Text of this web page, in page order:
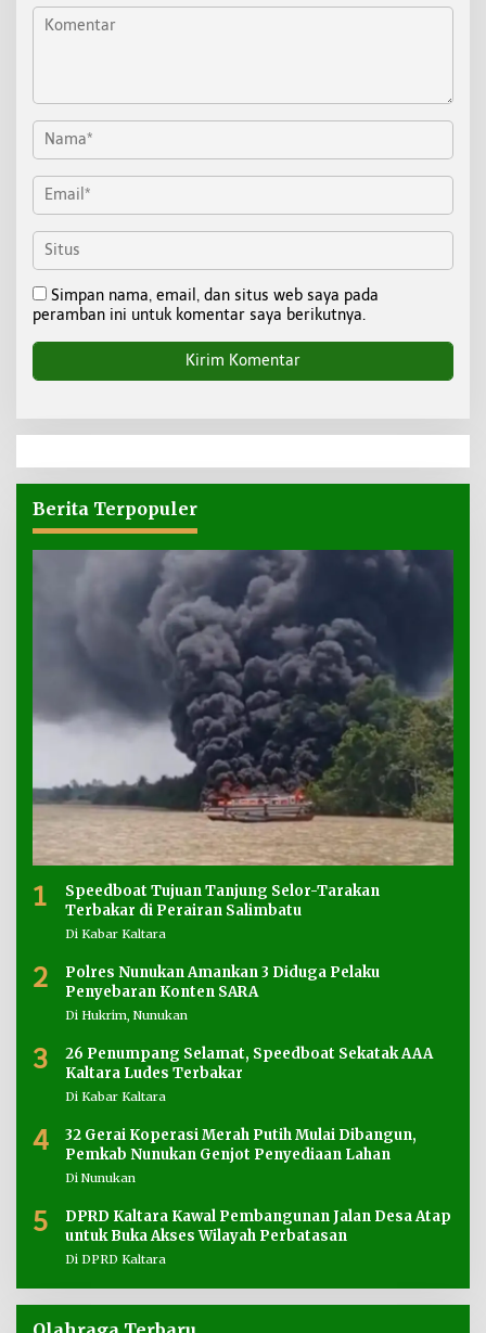
Simpan nama, email, dan situs web saya pada
peramban ini untuk komentar saya berikutnya.
Berita Terpopuler
1
Speedboat Tujuan Tanjung Selor-Tarakan
Terbakar di Perairan Salimbatu
Di Kabar Kaltara
2
Polres Nunukan Amankan 3 Diduga Pelaku
Penyebaran Konten SARA
Di Hukrim, Nunukan
3
26 Penumpang Selamat, Speedboat Sekatak AAA
Kaltara Ludes Terbakar
Di Kabar Kaltara
4
32 Gerai Koperasi Merah Putih Mulai Dibangun,
Pemkab Nunukan Genjot Penyediaan Lahan
Di Nunukan
5
DPRD Kaltara Kawal Pembangunan Jalan Desa Atap
untuk Buka Akses Wilayah Perbatasan
Di DPRD Kaltara